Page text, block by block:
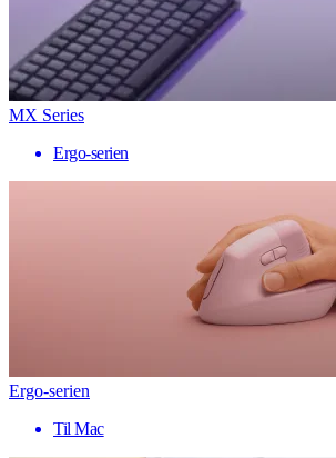
MX Series
Ergo-serien
Ergo-serien
Til Mac